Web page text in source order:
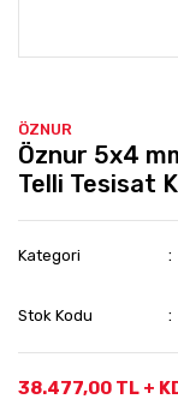
ÖZNUR
Öznur 5x4
Telli Tesisat
Kategori
Stok Kodu
38.477,00 TL +